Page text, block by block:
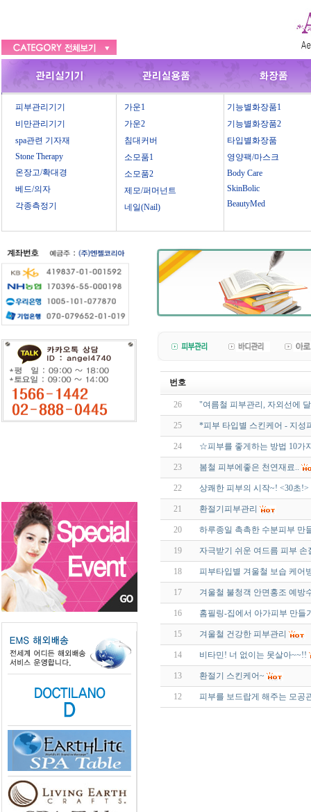
피부관리기기
비만관리기기
spa관련 기자재
Stone Therapy
온장고/확대경
베드/의자
각종측정기
가운1
가운2
침대커버
소모품1
소모품2
제모/퍼머넌트
네일(Nail)
기능별화장품1
기능별화장품2
타입별화장품
영양팩/마스크
Body Care
SkinBolic
BeautyMed
번호
26 "여름철 피부관리, 자외선에
25 *피부 타입별 스킨케어 - 지성
24 ☆피부를 좋게하는 방법 10가
23 봄철 피부에좋은 천연재료..
22 상쾌한 피부의 시작~! <30초!>
21 환절기피부관리
20 하루종일 촉촉한 수분피부 만
19 자극받기 쉬운 여드름 피부 손
18 피부타입별 겨울철 보습 케어
17 겨울철 불청객 안면홍조 예방
16 홈필링-집에서 아가피부 만들
15 겨울철 건강한 피부관리
14 비타민! 너 없이는 못살아~~!!
13 환절기 스킨케어~
12 피부를 보드랍게 해주는 모공